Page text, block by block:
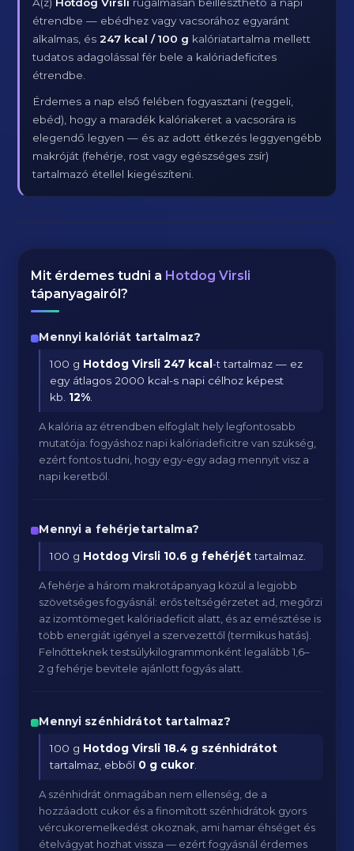
étrendbe — ebédhez vagy vacsorához egyaránt
alkalmas, és247 kcal / 100 g kalóriatartalma mellett
tudatos adagolással fér bele a kalóriadeficites
étrendbe.
Érdemes a nap első felében fogyasztani (reggeli,
ebéd), hogy a maradék kalóriakeret a vacsorára is
elegendő legyen — és az adott étkezés leggyengébb
makróját (fehérje, rost vagy egészséges zsír)
tartalmazó étellel kiegészíteni.
Mit érdemes tudni a Hotdog Virsli
tápanyagairól?
Mennyi kalóriát tartalmaz?
100 g Hotdog Virsli 247 kcal-t tartalmaz — ez
egy átlagos 2000 kcal-s napi célhoz képest
kb. 12%
A kalória az étrendben elfoglalt hely legfontosabb
mutatója: fogyáshoz napi kalóriadeficitre van szükség,
ezért fontos tudni, hogy egy-egy adag mennyit visz a
napi keretből.
Mennyi a fehérjetartalma?
100 g Hotdog Virsli 10.6 g fehérjéttartalmaz.
A fehérje a három makrotápanyag közül a legjobb
szövetséges fogyásnál: erős teltségérzetet ad, megőrzi
az izomtömeget kalóriadeficit alatt, és az emésztése is
több energiát igényel a szervezettől (termikus hatás).
Felnőtteknek testsúlykilogrammonként legalább 1,6–
2 g fehérje bevitele ajánlott fogyás alatt.
Mennyi szénhidrátot tartalmaz?
100 g Hotdog Virsli 18.4 g szénhidrátot
tartalmaz, ebből 0 g cukor
A szénhidrát önmagában nem ellenség, de a
hozzáadott cukor és a finomított szénhidrátok gyors
vércukoremelkedést okoznak, ami hamar éhséget és
ételvágyat hozhat vissza — ezért fogyásnál érdemes